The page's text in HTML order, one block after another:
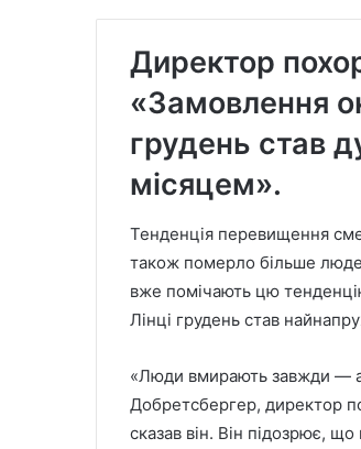
Директор
«Замовлення
грудень став
місяцем».
Тенденція перевищення
також померло більше
вже помічають цю
Лінці грудень став
«Люди вмирають завжди —
Добретсбергер, директор
сказав він. Він підозрює,